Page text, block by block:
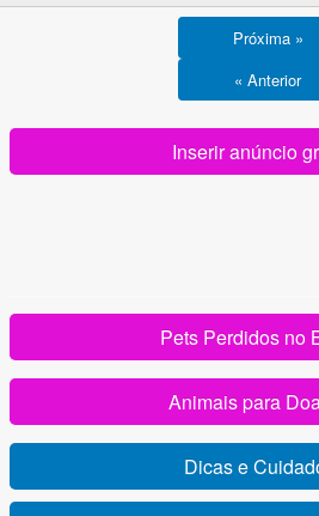
Próxima »
« Anterior
Inserir anúncio
Pets Perdidos no
Animais para
Dicas e